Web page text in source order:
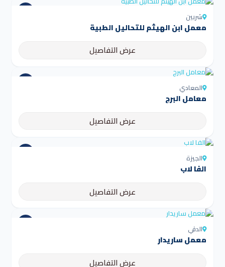
شربين
عرض التفاصيل
المعادي
معامل البرج
عرض التفاصيل
الجيزة
الفا لاب
عرض التفاصيل
الدقي
معمل ساريدار
عرض التفاصيل